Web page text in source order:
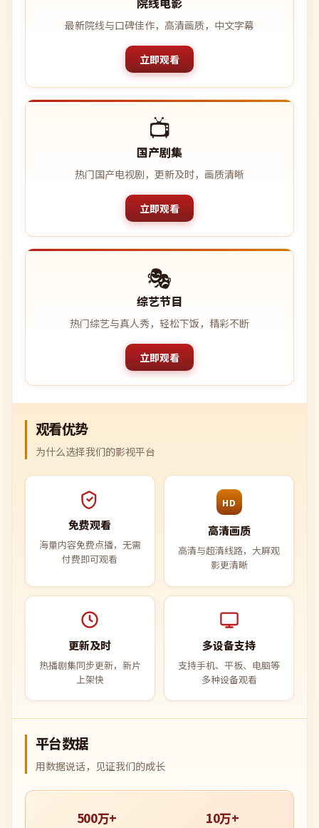
最新院线与口碑佳作，高清画质，中文字幕
立即观看
📺
国产剧集
热门国产电视剧，更新及时，画质清晰
立即观看
🎭
综艺节目
热门综艺与真人秀，轻松下饭，精彩不断
立即观看
观看优势
为什么选择我们的影视平台
免费观看
海量内容免费点播，无需
付费即可观看
HD
高清画质
高清与超清线路，大屏观
影更清晰
更新及时
热播剧集同步更新，新片
上架快
多设备支持
支持手机、平板、电脑等
多种设备观看
平台数据
用数据说话，见证我们的成长
500万+ 10万+